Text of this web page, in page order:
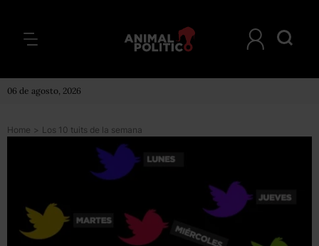
06 de agosto, 2026
Home > Los 10 tuits de la semana